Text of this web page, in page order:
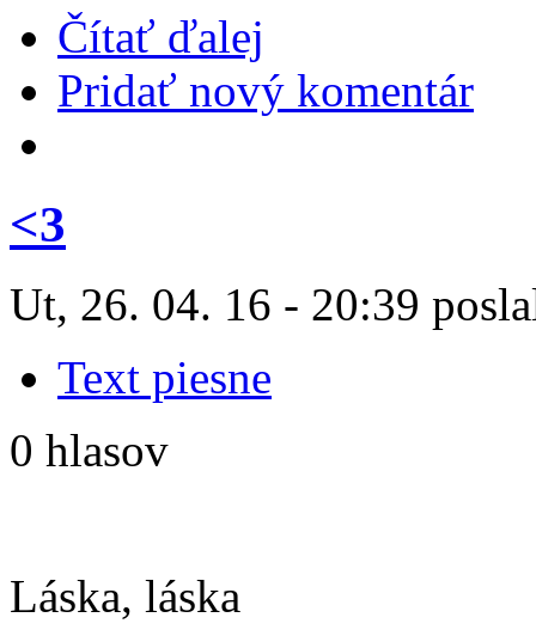
Čítať ďalej
Pridať nový komentár
<3
Ut, 26. 04. 16 - 20:39
Text piesne
0 hlasov
Láska, láska